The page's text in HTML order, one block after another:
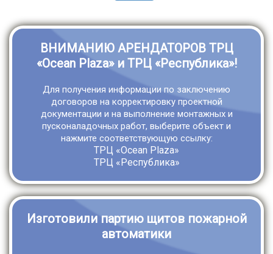
ВНИМАНИЮ АРЕНДАТОРОВ ТРЦ
«Ocean Plaza» и ТРЦ «Республика»!
Для получения информации по заключению
договоров на корректировку проектной
документации и на выполнение монтажных и
пусконаладочных работ, выберите объект и
нажмите соответствующую ссылку:
ТРЦ «Ocean Plaza»
ТРЦ «Республика»
Изготовили партию щитов пожарной
автоматики